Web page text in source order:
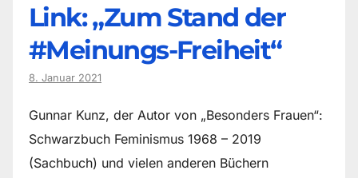
Link: „Zum Stand der
#Meinungs-Freiheit“
8. Januar 2021
Gunnar Kunz, der Autor von „Besonders Frauen“:
Schwarzbuch Feminismus 1968 – 2019
(Sachbuch) und vielen anderen Büchern